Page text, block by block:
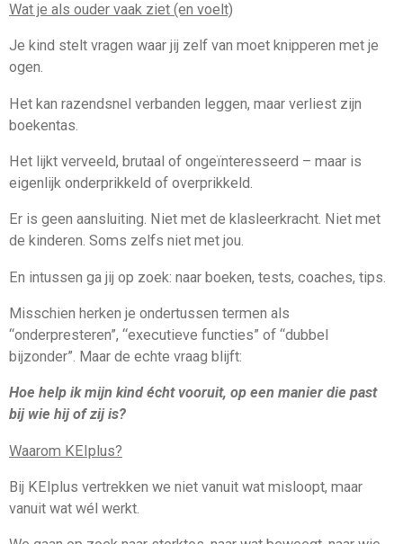
Wat je als ouder vaak ziet (en voelt)
Je kind stelt vragen waar jij zelf van moet knipperen met je
ogen.
Het kan razendsnel verbanden leggen, maar verliest zijn
boekentas.
Het lijkt verveeld, brutaal of ongeïnteresseerd – maar is
eigenlijk onderprikkeld of overprikkeld.
Er is geen aansluiting. Niet met de klasleerkracht. Niet met
de kinderen. Soms zelfs niet met jou.
En intussen ga jij op zoek: naar boeken, tests, coaches, tips.
Misschien herken je ondertussen termen als
“onderpresteren”, “executieve functies” of “dubbel
bijzonder”. Maar de echte vraag blijft:
Hoe help ik mijn kind écht vooruit, op een manier die past
bij wie hij of zij is?
Waarom KEIplus?
Bij KEIplus vertrekken we niet vanuit wat misloopt, maar
vanuit wat wél werkt.